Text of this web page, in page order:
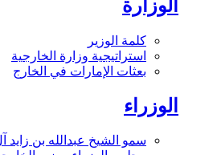
الوزارة
كلمة الوزير
استراتيجية وزارة الخارجية
بعثات الإمارات في الخارج
الوزراء
سمو الشيخ عبدالله بن زايد